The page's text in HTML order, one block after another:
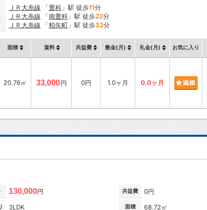
ＪＲ大糸線 「豊科 」駅 徒歩11分
ＪＲ大糸線 「南豊科 」駅 徒歩22分
ＪＲ大糸線 「柏矢町 」駅 徒歩32分
面積 賃料 共益費 敷金(月) 礼金(月) お気に入り
20.76㎡ 33,000円 0円 1.0ヶ月 0.0ヶ月
130,000円 共益費 0円
3LDK 面積 68.72㎡